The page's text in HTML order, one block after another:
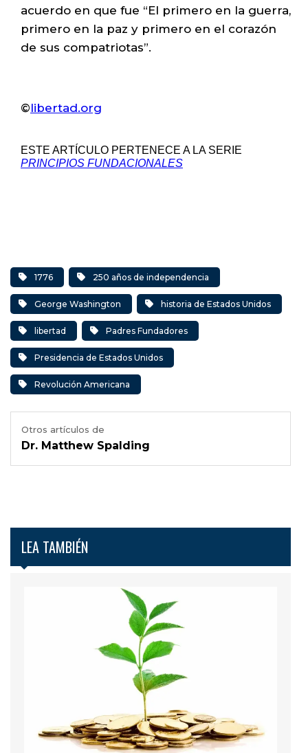
acuerdo en que fue “El primero en la guerra,
primero en la paz y primero en el corazón
de sus compatriotas”.
©libertad.org
ESTE ARTÍCULO PERTENECE A LA SERIE
PRINCIPIOS FUNDACIONALES
1776 250 años de independencia
George Washington historia de Estados Unidos
libertad Padres Fundadores
Presidencia de Estados Unidos
Revolución Americana
Otros artículos de
Dr. Matthew Spalding
LEA TAMBIÉN